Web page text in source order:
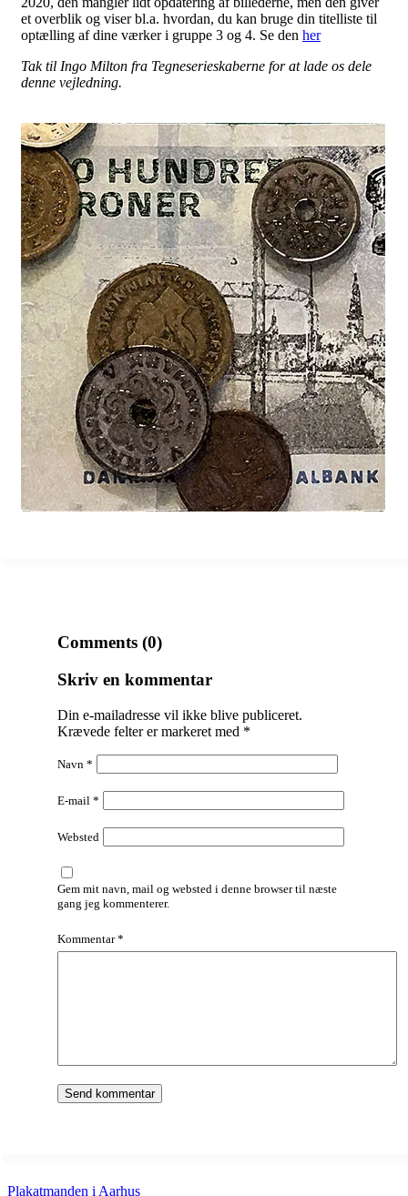
et overblik og viser bl.a. hvordan, du kan bruge din titelliste til
optælling af dine værker i gruppe 3 og 4. Se den her
Tak til Ingo Milton fra Tegneserieskaberne for at lade os dele
denne vejledning.
Comments (0)
Skriv en kommentar
Din e-mailadresse vil ikke blive publiceret.
Krævede felter er markeret med *
Navn *
E-mail *
Websted
Gem mit navn, mail og websted i denne browser til næste
gang jeg kommenterer.
Kommentar*
Plakatmanden i Aarhus